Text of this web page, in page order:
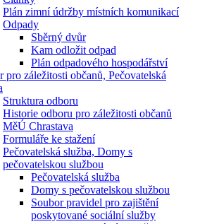
Plán zimní údržby místních komunikací
Odpady
Sběrný dvůr
Kam odložit odpad
Plán odpadového hospodářství
pro záležitosti občanů, Pečovatelská
Struktura odboru
Historie odboru pro záležitosti občanů
MěÚ Chrastava
Formuláře ke stažení
Pečovatelská služba, Domy s
pečovatelskou službou
Pečovatelská služba
Domy s pečovatelskou službou
Soubor pravidel pro zajištění
poskytované sociální služby